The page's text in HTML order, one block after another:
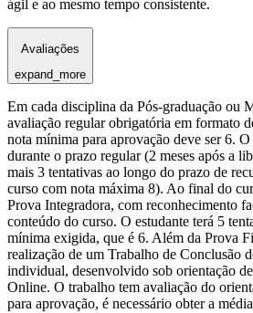
ágil e ao mesmo tempo consistente.
Avaliações
expand_more
Em cada disciplina da Pós-graduação ou
avaliação regular obrigatória em formato
nota mínima para aprovação deve ser 6.
durante o prazo regular (2 meses após a
mais 3 tentativas ao longo do prazo de
curso com nota máxima 8). Ao final do
Prova Integradora, com reconhecimento
conteúdo do curso. O estudante terá 5
mínima exigida, que é 6. Além da Prova
realização de um Trabalho de Conclusão
individual, desenvolvido sob orientação
Online. O trabalho tem avaliação do
para aprovação, é necessário obter a